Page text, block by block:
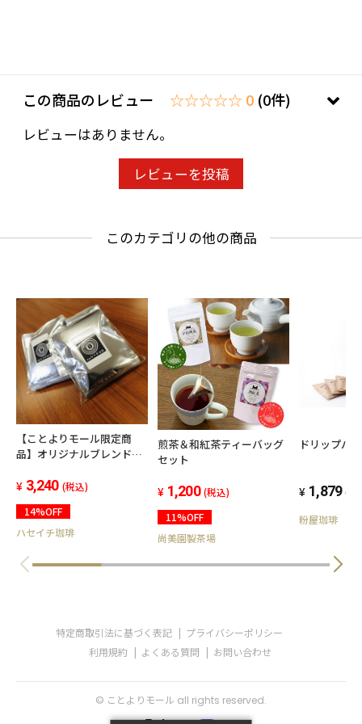
この商品のレビュー ☆☆☆☆☆ 0 (0件)
レビューはありません。
レビューを投稿
このカテゴリの他の商品
【ことよりモール限定商
品】オリジナルブレンド
ット3,240 (税込)
14%OFF
ハセイチ珈琲
煎茶＆和紅茶ティーバッグ
セット
1,200 (税込)
11%OFF
尚美園製茶場
ドリップバ
1,879 (税
粉屋珈琲
特定商取引法に基づく表記
プライバシーポリシー
利用規約
よくある質問 お問い合わせ
© ことよりモール all rights reserved.